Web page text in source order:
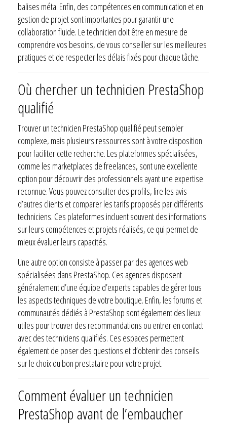
balises méta. Enfin, des compétences en communication et en
gestion de projet sont importantes pour garantir une
collaboration fluide. Le technicien doit être en mesure de
comprendre vos besoins, de vous conseiller sur les meilleures
pratiques et de respecter les délais fixés pour chaque tâche.
Où chercher un technicien PrestaShop
qualifié
Trouver un technicien PrestaShop qualifié peut sembler
complexe, mais plusieurs ressources sont à votre disposition
pour faciliter cette recherche. Les plateformes spécialisées,
comme les marketplaces de freelances, sont une excellente
option pour découvrir des professionnels ayant une expertise
reconnue. Vous pouvez consulter des profils, lire les avis
d’autres clients et comparer les tarifs proposés par différents
techniciens. Ces plateformes incluent souvent des informations
sur leurs compétences et projets réalisés, ce qui permet de
mieux évaluer leurs capacités.
Une autre option consiste à passer par des agences web
spécialisées dans PrestaShop. Ces agences disposent
généralement d’une équipe d’experts capables de gérer tous
les aspects techniques de votre boutique. Enfin, les forums et
communautés dédiés à PrestaShop sont également des lieux
utiles pour trouver des recommandations ou entrer en contact
avec des techniciens qualifiés. Ces espaces permettent
également de poser des questions et d’obtenir des conseils
sur le choix du bon prestataire pour votre projet.
Comment évaluer un technicien
PrestaShop avant de l’embaucher